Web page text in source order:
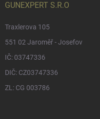
GUNEXPERT S.R.O
Traxlerova 105
551 02 Jaroměř - Josefov
IČ: 03747336
DIČ: CZ03747336
ZL: CG 003786